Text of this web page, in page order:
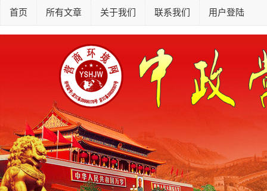
首页 所有文章 关于我们 联系我们 用户登陆